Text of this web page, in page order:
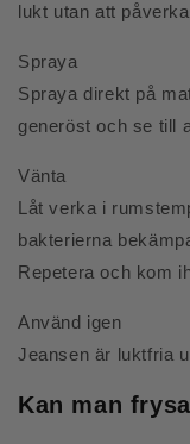
lukt utan att
Spraya
Spraya direkt på
generöst och se till
Vänta
Låt verka i
bakterierna
Repetera och kom
Använd igen
Jeansen är luktfria
Kan man